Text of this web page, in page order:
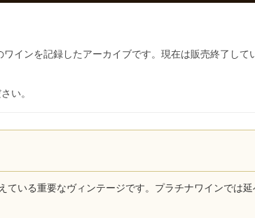
ワインを記録したアーカイブです。現在は販売終了して
い。
いる重要なヴィンテージです。プラチナワインでは延